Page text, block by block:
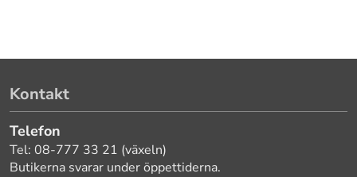
Kontakt
Telefon
Tel: 08-777 33 21 (växeln)
Butikerna svarar under öppettiderna.